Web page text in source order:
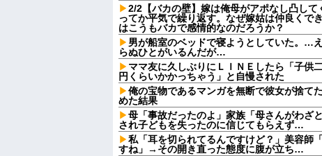
2/2【バカの壁】嫁は俺母がアポなし凸し
ってか平気で繰り返す。なぜ嫁姑は仲良くで
はこうもバカで感情的なのだろうか？
男が船室のベッドで寝ようとしていた。…
らぬひとがいるんだが…
ママ友に久しぶりにＬＩＮＥしたら「子供
円くらいかかっちゃう」と自慢された
俺の宝物であるマンガを無断で彼女が捨て
めた結果
母「事故だったのよ」家族「母さんがわざ
され子どもを失ったのに信じてもらえず…
私「耳を切られてるんですけど？」美容師
すね」→その開き直った態度に腹が立ち…